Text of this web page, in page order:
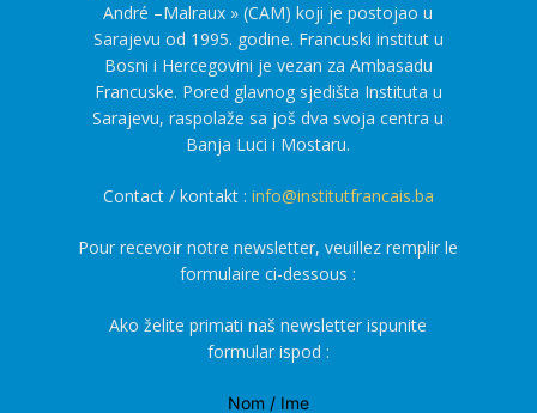
André –Malraux » (CAM) koji je postojao u
Sarajevu od 1995. godine. Francuski institut u
Bosni i Hercegovini je vezan za Ambasadu
Francuske. Pored glavnog sjedišta Instituta u
Sarajevu, raspolaže sa još dva svoja centra u
Banja Luci i Mostaru.
Contact / kontakt : info@institutfrancais.ba
Pour recevoir notre newsletter, veuillez remplir le
formulaire ci-dessous :
Ako želite primati naš newsletter ispunite
formular ispod :
Nom / Ime